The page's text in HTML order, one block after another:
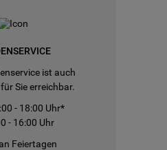
ist auch
Sie erreichbar.
- 18:00 Uhr*
- 16:00 Uhr
Feiertagen